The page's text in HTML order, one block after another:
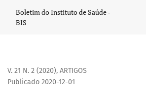
Trajetórias e movimentos do
Boletim do Instituto de Saúde -
BIS
V. 21 N. 2 (2020), ARTIGOS
Publicado 2020-12-01